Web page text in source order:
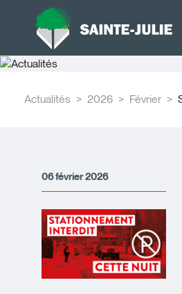
Actualités 2026 Février
06 février 2026